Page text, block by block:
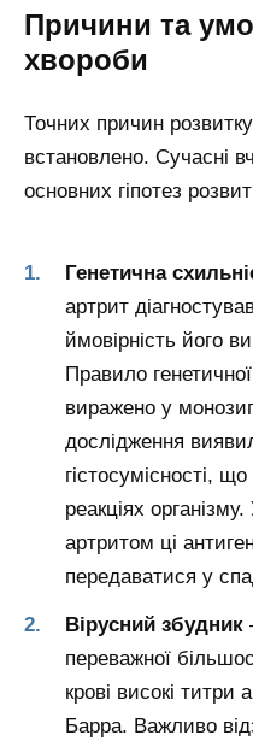
Причини та
хвороби
Точних причин
встановлено. Сучасні
основних гіпотез
Генетична
артрит
ймовірність його
Правило
виражено у
дослідження
гістосумісності,
реакціях
артритом ці
передаватися у
Вірусний збудник
переважної
крові високі титри
Барра. Важливо